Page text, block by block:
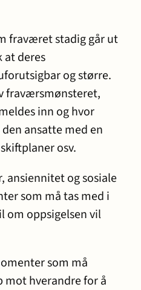
fraværet stadig går ut
at deres
og større.
fraværsmønsteret,
inn og hvor
ansatte med en
osv.
ansiennitet og sosiale
som må tas med i
om oppsigelsen vil
som må
mot hverandre for å